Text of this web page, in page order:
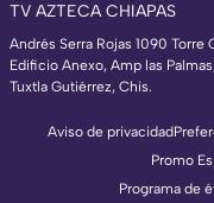
TV AZTECA CHIAPAS
Andrés Serra Rojas 1090 Torre
Edificio Anexo, Amp las
Tuxtla Gutiérrez, Chis.
Aviso de privacidad
Promo
Programa de